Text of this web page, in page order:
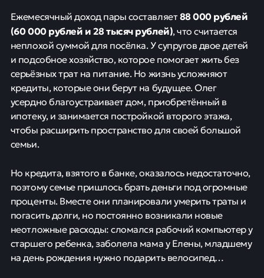
Ежемесячный доход пары составляет88 000 рублей
(60 000 рублей и 28 тысяч рублей), что считается
неплохой суммой для посёлка. У супругов двое детей
и подсобное хозяйство, которое помогает жить без
серьёзных трат на питание. Но жизнь усложняют
кредиты, которые они берут на будущее. Олег
усердно благоустраивает дом, приобретённый в
ипотеку, и занимается постройкой второго этажа,
чтобы расширить пространство для своей большой
семьи.
Но кредита, взятого в банке, оказалось недостаточно,
поэтому семье пришлось брать деньги под огромные
проценты. Вместе они планировали умерить траты и
погасить долги, но постоянно возникали новые
неотложные расходы: сломался рабочий компьютер у
старшего ребенка, заболела мама у Елены, младшему
на день рождения нужно подарить велосипед…